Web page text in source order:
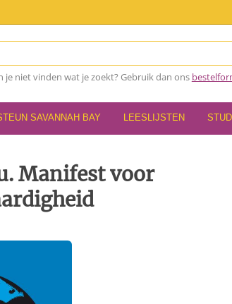
je niet vinden wat je zoekt? Gebruik dan ons
SAVANNAH BAY LEESLIJSTEN
Manifest voor